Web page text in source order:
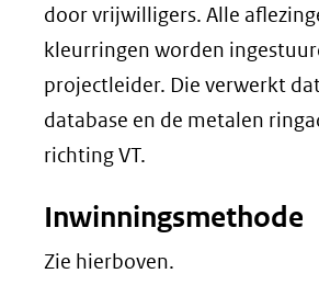
door vrijwilligers. Alle
kleurringen worden
projectleider. Die verwerkt
database en de metalen
richting VT.
Inwinningsmethode
Zie hierboven.